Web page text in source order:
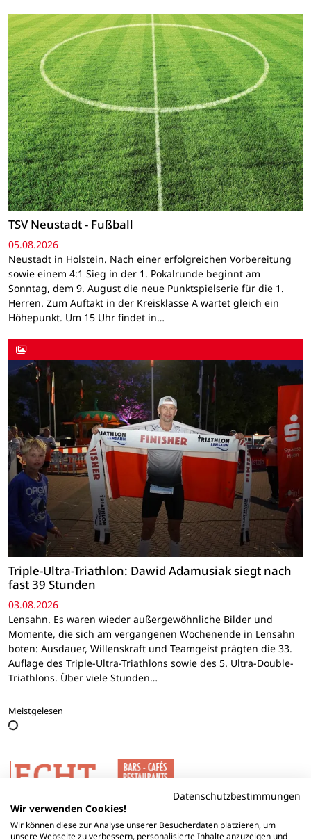
TSV Neustadt - Fußball
05.08.2026
Neustadt in Holstein. Nach einer erfolgreichen Vorbereitung
sowie einem 4:1 Sieg in der 1. Pokalrunde beginnt am
Sonntag, dem 9. August die neue Punktspielserie für die 1.
Herren. Zum Auftakt in der Kreisklasse A wartet gleich ein
Höhepunkt. Um 15 Uhr findet in…
Triple-Ultra-Triathlon: Dawid Adamusiak siegt nach
fast 39 Stunden
03.08.2026
Lensahn. Es waren wieder außergewöhnliche Bilder und
Momente, die sich am vergangenen Wochenende in Lensahn
boten: Ausdauer, Willenskraft und Teamgeist prägten die 33.
Auflage des Triple-Ultra-Triathlons sowie des 5. Ultra-Double-
Triathlons. Über viele Stunden…
Meistgelesen
Datenschutzbestimmungen
Wir verwenden Cookies!
Wir können diese zur Analyse unserer Besucherdaten platzieren, um
unsere Webseite zu verbessern, personalisierte Inhalte anzuzeigen und